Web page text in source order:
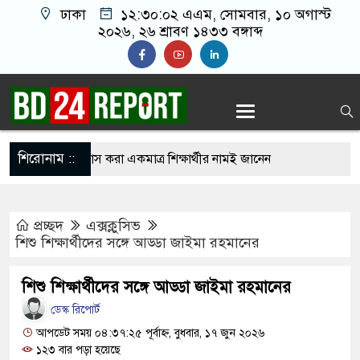
ঢাকা ১২:৩০:০৩ এএম, সোমবার, ১০ অগাস্ট
২০২৬, ২৬ শ্রাবণ ১৪৩৩ বঙ্গাব্দ
শিরোনাম ::
পরীক্ষার্থী, পাস করা একমাত্র শিক্ষার্থীর নামই জানেন
ফ্যাসিবাদী সরকার, এখন পুনর্গঠনের পালা:
১৬ বাংলাদেশি নি’হ’ত, চুল কাটতে গিয়ে বেঁচে
প্রচ্ছদ
এক্সক্লুসিভ
শিশু শিক্ষার্থীদের সঙ্গে আড্ডা জাইমা রহমানের
শিশু শিক্ষার্থীদের সঙ্গে আড্ডা জাইমা রহমানের
ডেস্ক রিপোর্ট
আপডেট সময় ০৪:৩৭:২৫ পূর্বাহ্ন, বুধবার, ১৭ জুন ২০২৬
১২৩ বার পড়া হয়েছে